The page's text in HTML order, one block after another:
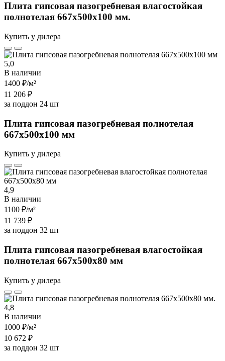
Плита гипсовая пазогребневая влагостойкая
полнотелая 667х500х100 мм.
Купить у дилера
5,0
В наличии
1400 ₽/м²
11 206 ₽
за поддон 24 шт
Плита гипсовая пазогребневая полнотелая
667х500х100 мм
Купить у дилера
4,9
В наличии
1100 ₽/м²
11 739 ₽
за поддон 32 шт
Плита гипсовая пазогребневая влагостойкая
полнотелая 667х500х80 мм
Купить у дилера
4,8
В наличии
1000 ₽/м²
10 672 ₽
за поддон 32 шт